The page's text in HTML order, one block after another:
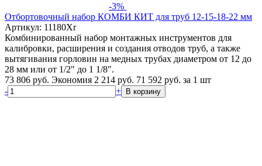
-3%
Отбортовочный набор КОМБИ КИТ для труб 12-15-18-22 мм
Артикул: 11180Xr
Комбинированный набор монтажных инструментов для
калибровки, расширения и создания отводов труб, а также
вытягивания горловин на медных трубах диаметром от 12 до
28 мм или от 1/2" до 1 1/8".
73 806 руб. Экономия 2 214 руб. 71 592 руб. за 1 шт
-
+ В корзину